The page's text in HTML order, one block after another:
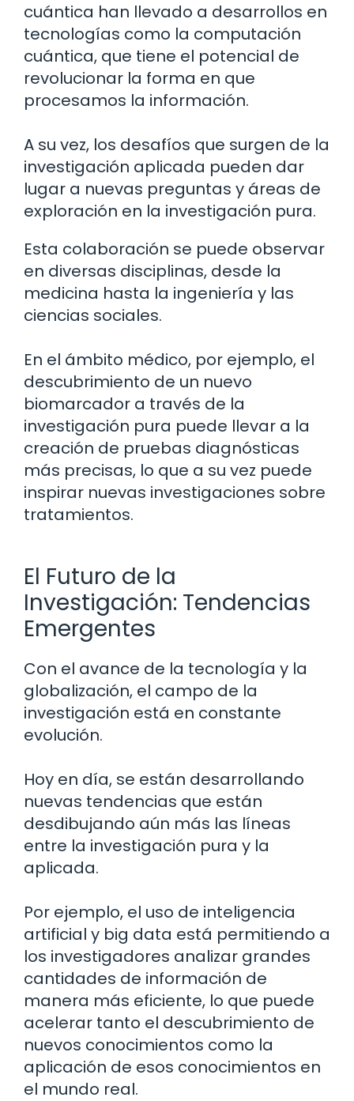
cuántica han llevado a desarrollos en
tecnologías como la computación
cuántica, que tiene el potencial de
revolucionar la forma en que
procesamos la información.
A su vez, los desafíos que surgen de la
investigación aplicada pueden dar
lugar a nuevas preguntas y áreas de
exploración en la investigación pura.
Esta colaboración se puede observar
en diversas disciplinas, desde la
medicina hasta la ingeniería y las
ciencias sociales.
En el ámbito médico, por ejemplo, el
descubrimiento de un nuevo
biomarcador a través de la
investigación pura puede llevar a la
creación de pruebas diagnósticas
más precisas, lo que a su vez puede
inspirar nuevas investigaciones sobre
tratamientos.
El Futuro de la
Investigación: Tendencias
Emergentes
Con el avance de la tecnología y la
globalización, el campo de la
investigación está en constante
evolución.
Hoy en día, se están desarrollando
nuevas tendencias que están
desdibujando aún más las líneas
entre la investigación pura y la
aplicada.
Por ejemplo, el uso de inteligencia
artificial y big data está permitiendo a
los investigadores analizar grandes
cantidades de información de
manera más eficiente, lo que puede
acelerar tanto el descubrimiento de
nuevos conocimientos como la
aplicación de esos conocimientos en
el mundo real.